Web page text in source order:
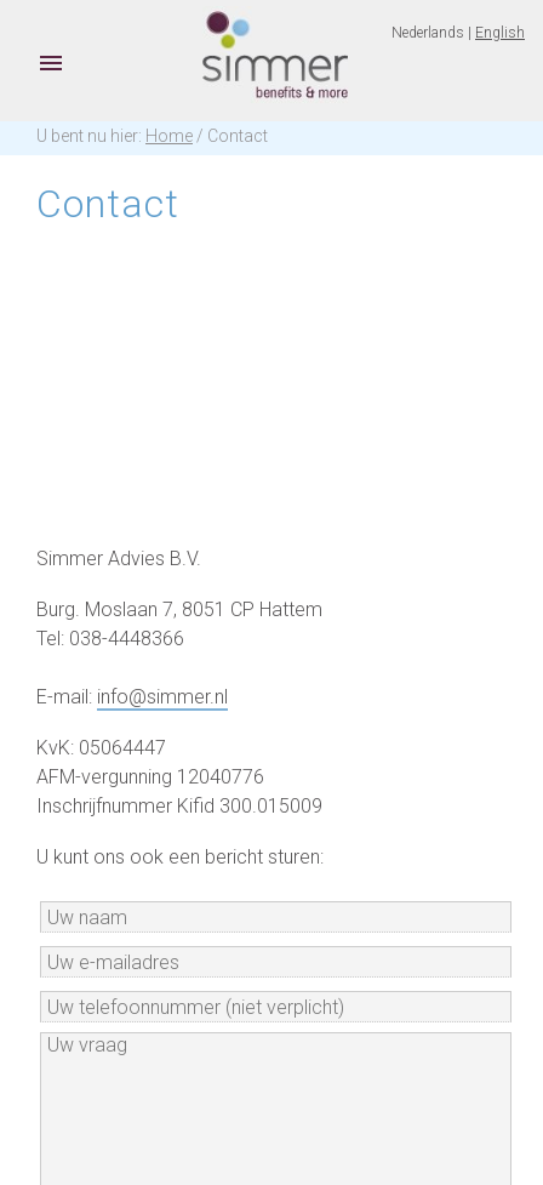
Nederlands | English

U bent nu hier: Home / Contact
Contact
Simmer Advies B.V.
Burg. Moslaan 7, 8051 CP Hattem
Tel: 038-4448366
E-mail: info@simmer.nl
KvK: 05064447
AFM-vergunning 12040776
Inschrijfnummer Kifid 300.015009
U kunt ons ook een bericht sturen: